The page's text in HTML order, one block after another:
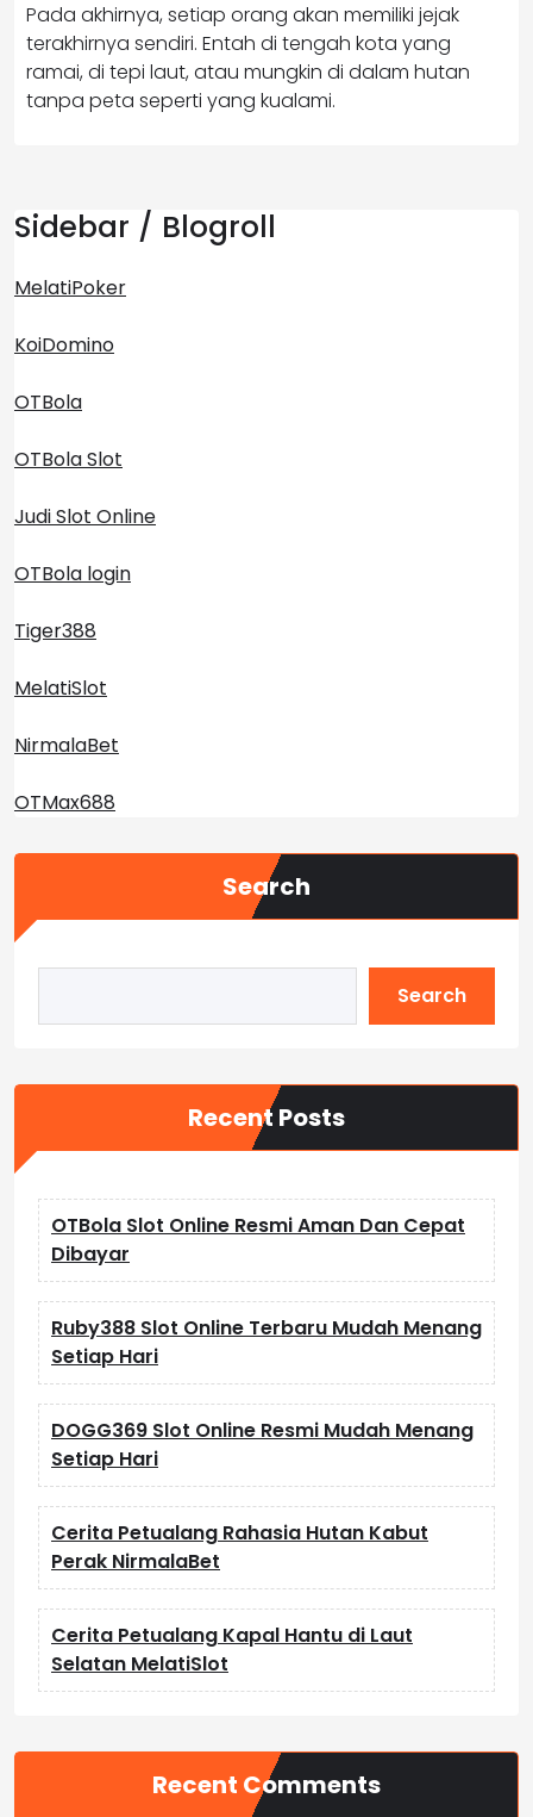
Pada akhirnya, setiap orang akan memiliki jejak
terakhirnya sendiri. Entah di tengah kota yang
ramai, di tepi laut, atau mungkin di dalam hutan
tanpa peta seperti yang kualami.
Sidebar / Blogroll
MelatiPoker
KoiDomino
OTBola
OTBola Slot
Judi Slot Online
OTBola login
Tiger388
MelatiSlot
NirmalaBet
OTMax688
Search
Search
Recent Posts
OTBola Slot Online Resmi Aman Dan Cepat
Dibayar
Ruby388 Slot Online Terbaru Mudah Menang
Setiap Hari
DOGG369 Slot Online Resmi Mudah Menang
Setiap Hari
Cerita Petualang Rahasia Hutan Kabut
Perak NirmalaBet
Cerita Petualang Kapal Hantu di Laut
Selatan MelatiSlot
Recent Comments